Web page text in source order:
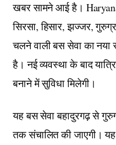
खबर सामने आई है।
सिरसा, हिसार, झज्जर,
चलने वाली बस सेवा का नया
है। नई व्यवस्था के बाद
बनाने में सुविधा मिलेगी।
यह बस सेवा बहादुरगढ़ से
तक संचालित की जाएगी।